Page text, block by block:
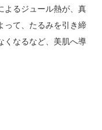
よるジュール熱が、真
って、たるみを引き締
くなるなど、美肌へ導